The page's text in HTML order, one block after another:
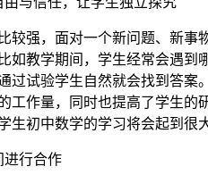
较强，面对一个新问题、新
如教学期间，学生经常会遇
过试验学生自然就会找到答
工作量，同时也提高了学生
生初中数学的学习将会起到很
进行合作